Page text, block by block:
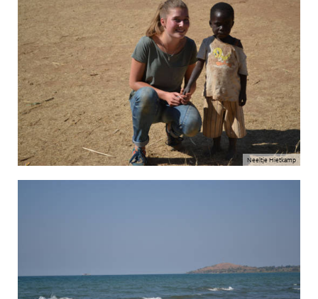
Neeltje Hietkamp